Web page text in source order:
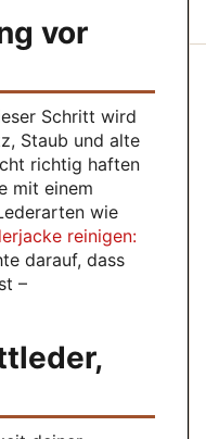
vor
Schritt wird
Staub und alte
richtig haften
mit einem
wie
reinigen:
darauf, dass
–